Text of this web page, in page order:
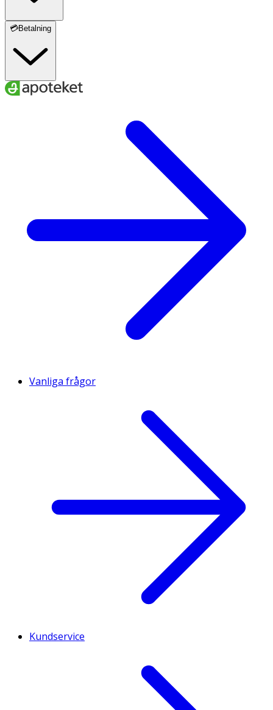
💳Betalning
Vanliga frågor
Kundservice